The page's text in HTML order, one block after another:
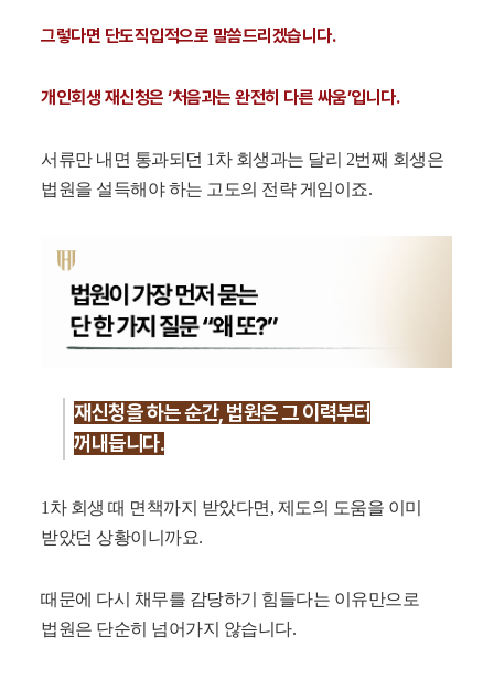
그렇다면 단도직입적으로 말씀드리겠습니다.
개인회생 재신청은 ‘처음과는 완전히 다른 싸움’입니다.
서류만 내면 통과되던 1차 회생과는 달리 2번째 회생은
법원을 설득해야 하는 고도의 전략 게임이죠.
재신청을 하는 순간, 법원은 그 이력부터
꺼내듭니다.
1차 회생 때 면책까지 받았다면, 제도의 도움을 이미
받았던 상황이니까요.
때문에 다시 채무를 감당하기 힘들다는 이유만으로
법원은 단순히 넘어가지 않습니다.